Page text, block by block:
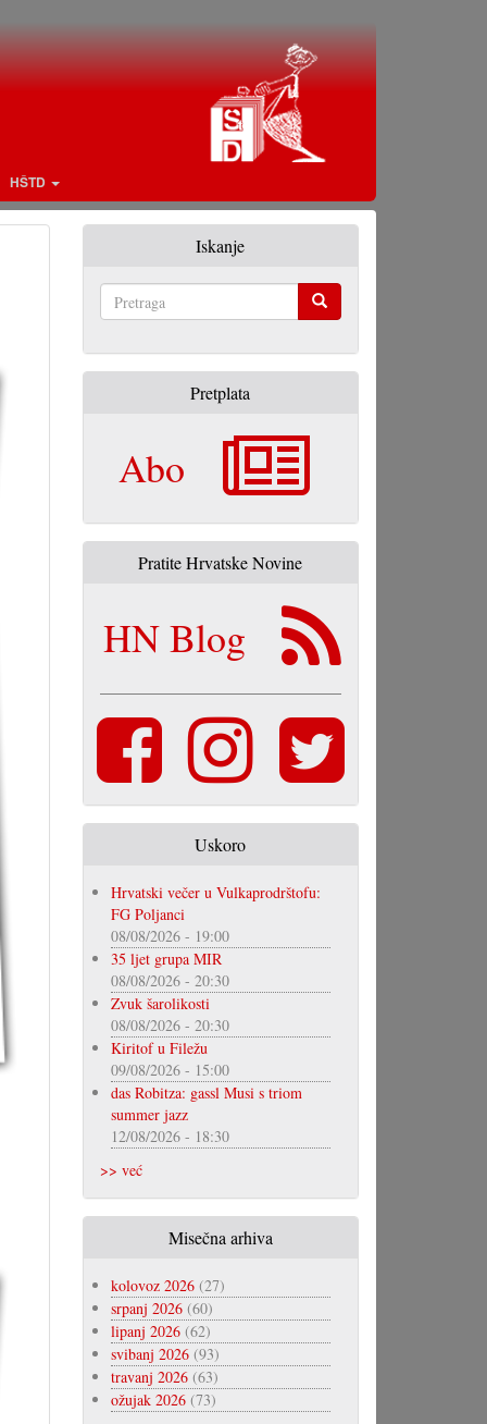
HŠTD
Iskanje
Pretplata
Abo
Pratite Hrvatske Novine
HN Blog
Uskoro
Hrvatski večer u Vulkaprodrštofu:
FG Poljanci
08/08/2026 - 19:00
35 ljet grupa MIR
08/08/2026 - 20:30
Zvuk šarolikosti
08/08/2026 - 20:30
Kiritof u Filežu
09/08/2026 - 15:00
das Robitza: gassl Musi s triom
summer jazz
12/08/2026 - 18:30
>> već
Misečna arhiva
kolovoz 2026(27)
srpanj 2026(60)
lipanj 2026(62)
svibanj 2026(93)
travanj 2026(63)
ožujak 2026(73)